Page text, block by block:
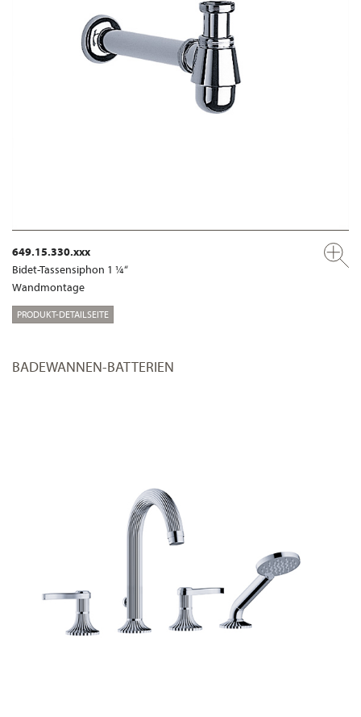
649.15.330.xxx
Bidet-Tassensiphon 1 ¼“
Wandmontage
PRODUKT-DETAILSEITE
BADEWANNEN-BATTERIEN